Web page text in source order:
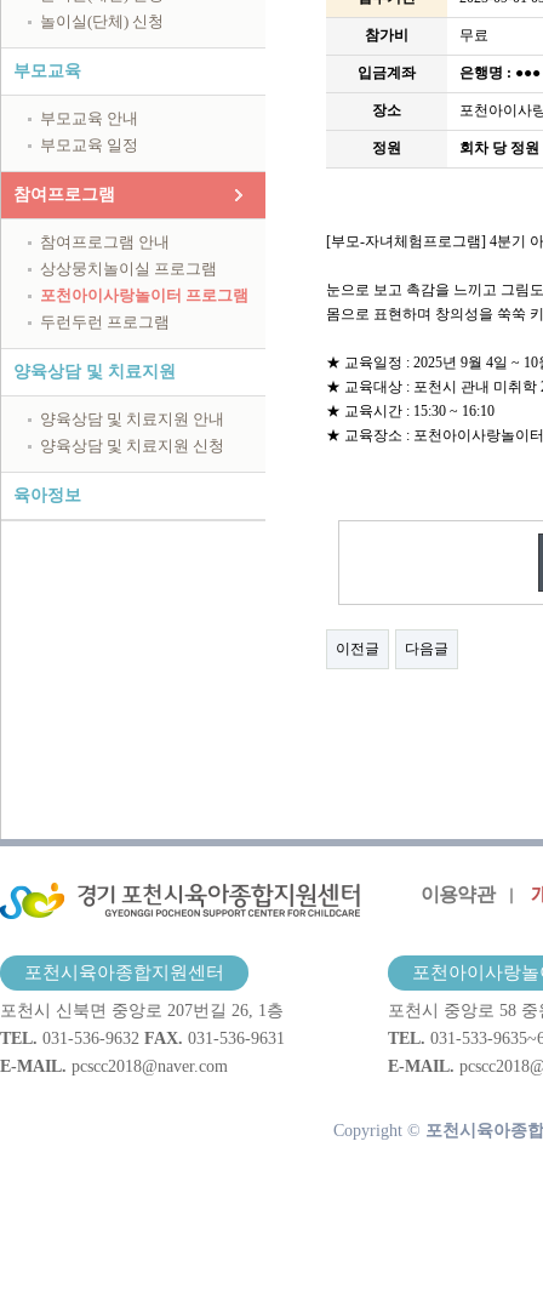
놀이실(단체) 신청
부모교육
부모교육 안내
부모교육 일정
참여프로그램
참여프로그램 안내
상상뭉치놀이실 프로그램
포천아이사랑놀이터 프로그램
두런두런 프로그램
양육상담 및 치료지원
양육상담 및 치료지원 안내
양육상담 및 치료지원 신청
육아정보
참가비 무료
입금계좌 은행명 :
장소 포천아이사
정원 회차 당 정원
[부모-자녀체험프로그램] 4분기
눈으로 보고 촉감을 느끼고 그림
몸으로 표현하며 창의성을 쑥쑥
★ 교육일정 : 2025년 9월 4일 ~
★ 교육대상 : 포천시 관내 미취학
★ 교육시간 : 15:30 ~ 16:10
★ 교육장소 : 포천아이사랑놀이
이전글 다음글
이용약관
포천시육아종합지원센터
포천시 신북면 중앙로 207번길 26, 1층
TEL. 031-536-9632 FAX. 031-536-9631
E-MAIL. pcscc2018@naver.com
포천아이사랑
포천시 중앙로 58
TEL. 031-533-
E-MAIL.
Copyright © 포천시육아종